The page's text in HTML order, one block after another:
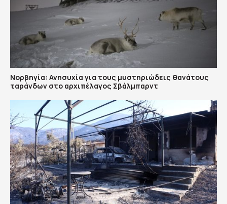
Νορβηγία: Ανησυχία για τους μυστηριώδεις θανάτους
ταράνδων στο αρχιπέλαγος Σβάλμπαρντ